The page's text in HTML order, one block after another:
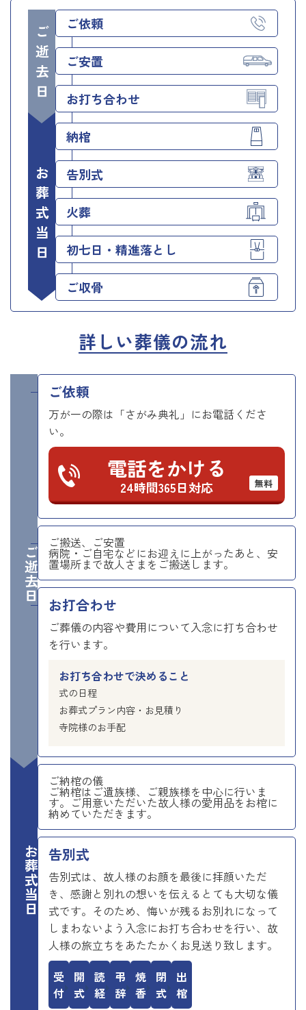
ご逝去日 ご依頼
ご安置
お打ち合わせ
お葬式当日
納棺
告別式
火葬
初七日・精進落とし
ご収骨
詳しい葬儀の流れ
ご逝去日
ご依頼
万が一の際は「さがみ典礼」にお電話くださ
い。
電話をかける
24時間365日対応 無料
ご搬送、ご安置
病院・ご自宅などにお迎えに上がったあと、安
置場所まで故人さまをご搬送します。
お打合わせ
ご葬儀の内容や費用について入念に打ち合わせ
を行います。
お打ち合わせで決めること
式の日程
お葬式プラン内容・お見積り
寺院様のお手配
お葬式当日
ご納棺の儀
ご納棺はご遺族様、ご親族様を中心に行いま
す。ご用意いただいた故人様の愛用品をお棺に
納めていただきます。
告別式
告別式は、故人様のお顔を最後に拝顔いただ
き、感謝と別れの想いを伝えるとても大切な儀
式です。そのため、悔いが残るお別れになって
しまわないよう入念にお打ち合わせを行い、故
人様の旅立ちをあたたかくお見送り致します。
受付 開式 読経 弔辞 焼香 閉式 出棺